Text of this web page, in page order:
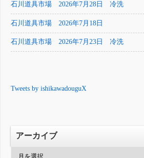
石川道具市場 2026年7月28日 冷洗
石川道具市場 2026年7月18日
石川道具市場 2026年7月23日 冷洗
Tweets by ishikawadouguX
アーカイブ